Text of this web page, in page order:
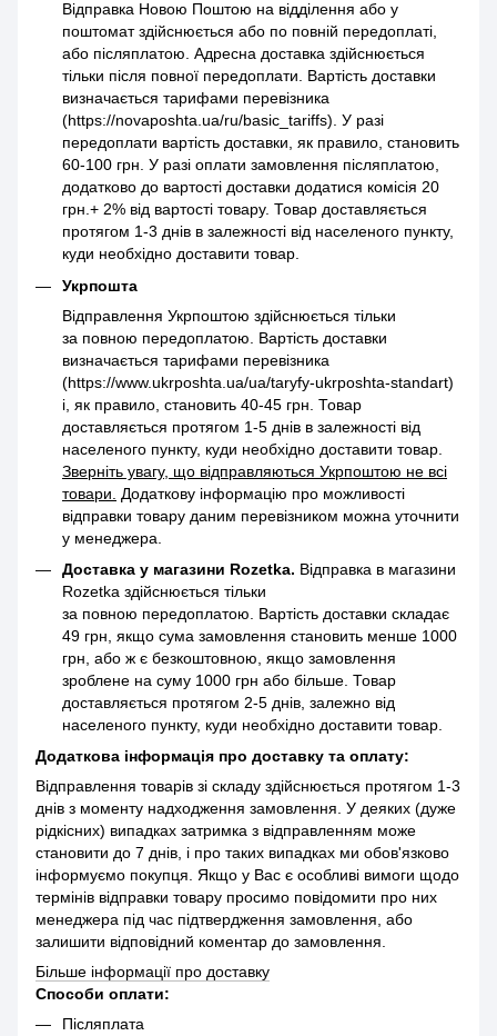
Відправка Новою Поштою на відділення або у
поштомат здійснюється або по повній передоплаті,
або післяплатою. Адресна доставка здійснюється
тільки після повної передоплати. Вартість доставки
визначається тарифами перевізника
(https://novaposhta.ua/ru/basic_tariffs). У разі
передоплати вартість доставки, як правило, становить
60-100 грн. У разі оплати замовлення післяплатою,
додатково до вартості доставки додатися комісія 20
грн.+ 2% від вартості товару. Товар доставляється
протягом 1-3 днів в залежності від населеного пункту,
куди необхідно доставити товар.
Укрпошта
Відправлення Укрпоштою здійснюється тільки
за повною передоплатою. Вартість доставки
визначається тарифами перевізника
(https://www.ukrposhta.ua/ua/taryfy-ukrposhta-standart)
і, як правило, становить 40-45 грн. Товар
доставляється протягом 1-5 днів в залежності від
населеного пункту, куди необхідно доставити товар.
Зверніть увагу, що відправляються Укрпоштою не всі
товари.
Додаткову інформацію про можливості
відправки товару даним перевізником можна уточнити
у менеджера.
Доставка у магазини Rozetka. Відправка в магазини
Rozetka здійснюється тільки
за повною передоплатою. Вартість доставки складає
49 грн, якщо сума замовлення становить менше 1000
грн, або ж є безкоштовною, якщо замовлення
зроблене на суму 1000 грн або більше. Товар
доставляється протягом 2-5 днів, залежно від
населеного пункту, куди необхідно доставити товар.
Додаткова інформація про доставку та оплату:
Відправлення товарів зі складу здійснюється протягом 1-3
днів з моменту надходження замовлення. У деяких (дуже
рідкісних) випадках затримка з відправленням може
становити до 7 днів, і про таких випадках ми обов'язково
інформуємо покупця. Якщо у Вас є особливі вимоги щодо
термінів відправки товару просимо повідомити про них
менеджера під час підтвердження замовлення, або
залишити відповідний коментар до замовлення.
Більше інформації про доставку
Способи оплати:
Післяплата